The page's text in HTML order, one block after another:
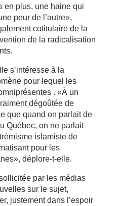
en plus, une haine qui
peur de l’autre»,
cotitulaire de la
de la radicalisation
s’intéresse à la
pour lequel les
. «À un
dégoûtée de
que quand on parlait de
Québec, on ne parlait
islamiste de
pour les
déplore-t-elle.
par les médias
sur le sujet,
justement dans l’espoir